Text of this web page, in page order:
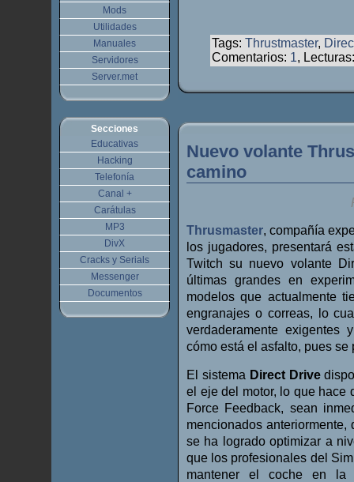
Tags: Thrustmaster,
Comentarios: 1,
Nuevo volante
camino
Thrusmaster, compañía
los jugadores, presentará
Twitch su nuevo volante
últimas grandes en
modelos que actualmente
engranajes o correas, lo
verdaderamente
cómo está el asfalto, pues
El sistema Direct Drive
el eje del motor, lo que hace
Force Feedback, sean
mencionados anteriormente,
se ha logrado optimizar a
que los profesionales del
mantener el coche en la
Mods
Utilidades
Manuales
Servidores
Server.met
Secciones
Educativas
Hacking
Telefonía
Canal +
Carátulas
MP3
DivX
Cracks y Serials
Messenger
Documentos